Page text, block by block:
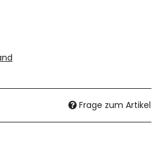
Frage zum Artikel